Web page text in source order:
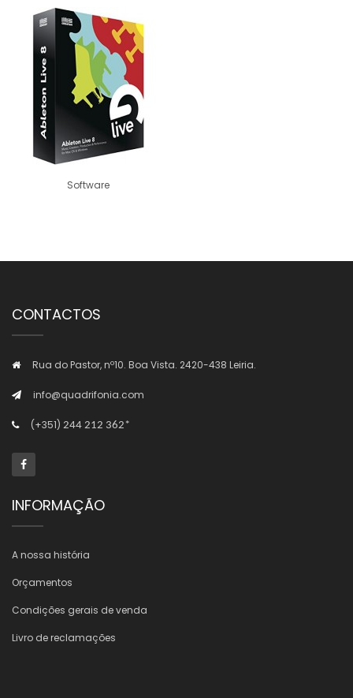
Software
CONTACTOS
Rua do Pastor, nº10. Boa Vista. 2420-438 Leiria.
info@quadrifonia.com
(+351) 244 212 362*
INFORMAÇÃO
A nossa história
Orçamentos
Condições gerais de venda
Livro de reclamações